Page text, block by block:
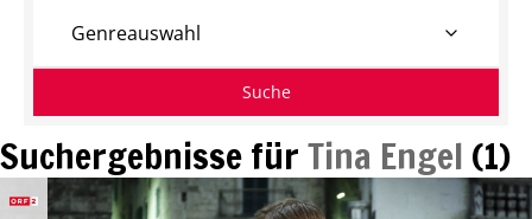
Suchergebnisse fürTina Engel (1)
Genreauswahl
Suche